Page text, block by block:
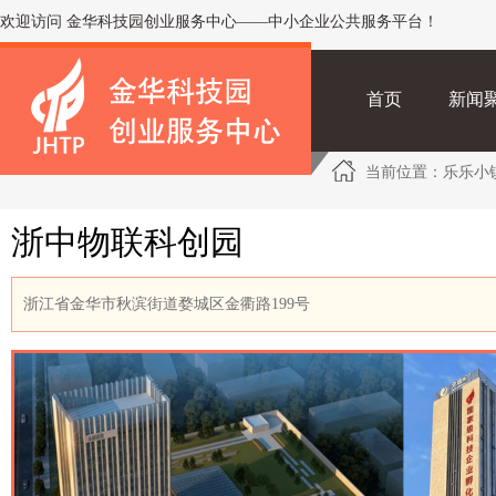
欢迎访问 金华科技园创业服务中心——中小企业公共服务平台！
首页 新闻
当前位置： 乐乐小
浙中物联科创园
浙江省金华市秋滨街道婺城区金衢路199号